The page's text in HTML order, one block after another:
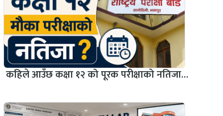
कहिले आउँछ कक्षा १२ को पूरक परीक्षाको नतिजा…